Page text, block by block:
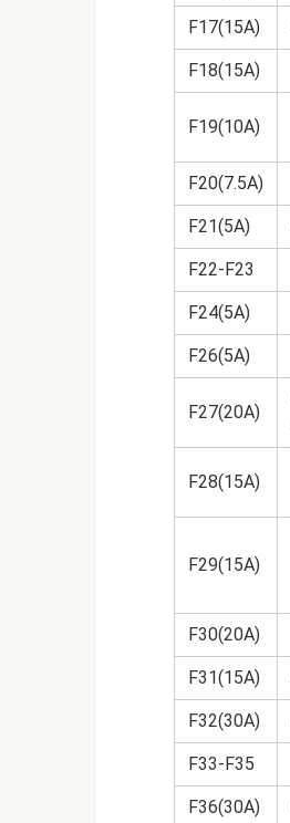
F17(15A)
F18(15A)
F19(10A)
F20(7.5A)
F21(5A)
F22-F23
F24(5A)
F26(5A)
F27(20A)
F28(15A)
F29(15A)
F30(20A)
F31(15A)
F32(30A)
F33-F35
F36(30A)